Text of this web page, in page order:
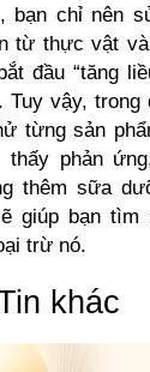
bạn chỉ nên
từ thực vật
đầu “tăng
Tuy vậy,
từng sản
thấy phản
thêm sữa
giúp bạn tìm
trừ nó.
khác